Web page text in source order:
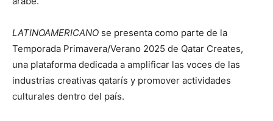
LATINOAMERICANO se presenta como parte de la
Temporada Primavera/Verano 2025 de Qatar Creates,
una plataforma dedicada a amplificar las voces de las
industrias creativas qatarís y promover actividades
culturales dentro del país.